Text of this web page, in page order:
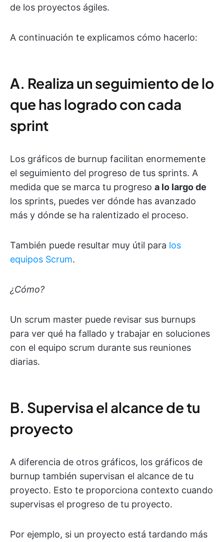
de los proyectos ágiles.
A continuación te explicamos cómo hacerlo:
A. Realiza un seguimiento de lo
que has logrado con cada
sprint
Los gráficos de burnup facilitan enormemente
el seguimiento del progreso de tus sprints. A
medida que se marca tu progreso a lo largo de
los sprints, puedes ver dónde has avanzado
más y dónde se ha ralentizado el proceso.
También puede resultar muy útil para los
equipos Scrum.
¿Cómo?
Un scrum master puede revisar sus burnups
para ver qué ha fallado y trabajar en soluciones
con el equipo scrum durante sus reuniones
diarias.
B. Supervisa el alcance de tu
proyecto
A diferencia de otros gráficos, los gráficos de
burnup también supervisan el alcance de tu
proyecto. Esto te proporciona contexto cuando
supervisas el progreso de tu proyecto.
Por ejemplo, si un proyecto está tardando más